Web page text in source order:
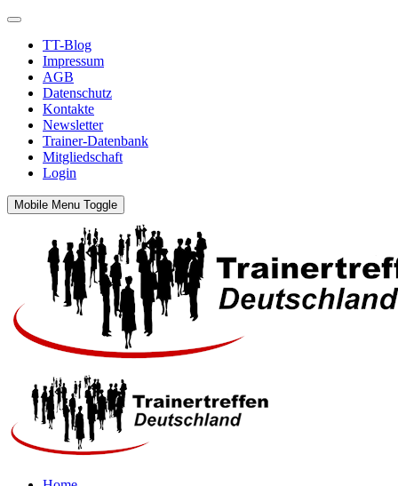
TT-Blog
Impressum
AGB
Datenschutz
Kontakte
Newsletter
Trainer-Datenbank
Mitgliedschaft
Login
Mobile Menu Toggle